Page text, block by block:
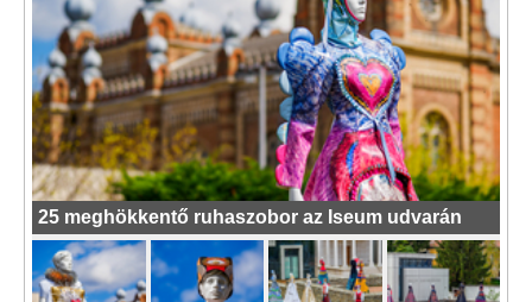
25 meghökkentő ruhaszobor az Iseum udvarán